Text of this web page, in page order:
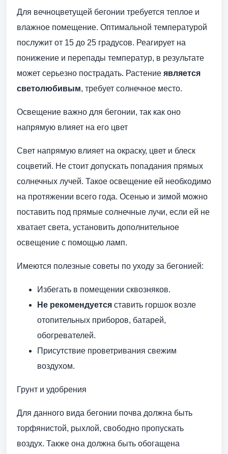
Для вечноцветущей бегонии требуется теплое и
влажное помещение. Оптимальной температурой
послужит от 15 до 25 градусов. Реагирует на
понижение и перепады температур, в результате
может серьезно пострадать. Растение является
светолюбивым, требует солнечное место.
Освещение важно для бегонии, так как оно
напрямую влияет на его цвет
Свет напрямую влияет на окраску, цвет и блеск
соцветий. Не стоит допускать попадания прямых
солнечных лучей. Такое освещение ей необходимо
на протяжении всего года. Осенью и зимой можно
поставить под прямые солнечные лучи, если ей не
хватает света, установить дополнительное
освещение с помощью ламп.
Имеются полезные советы по уходу за бегонией:
Избегать в помещении сквозняков.
Не рекомендуется ставить горшок возле
отопительных приборов, батарей,
обогревателей.
Присутствие проветривания свежим
воздухом.
Грунт и удобрения
Для данного вида бегонии почва должна быть
торфянистой, рыхлой, свободно пропускать
воздух. Также она должна быть обогащена